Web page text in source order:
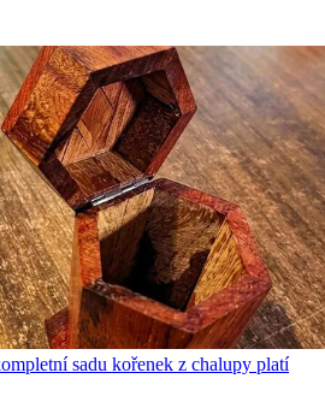
sadu kořenek z chalupy platí